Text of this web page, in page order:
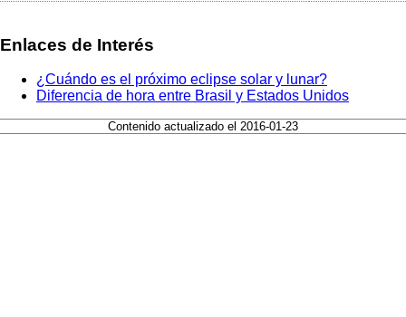
Enlaces de Interés
¿Cuándo es el próximo eclipse solar y lunar?
Diferencia de hora entre Brasil y Estados Unidos
Contenido actualizado el 2016-01-23